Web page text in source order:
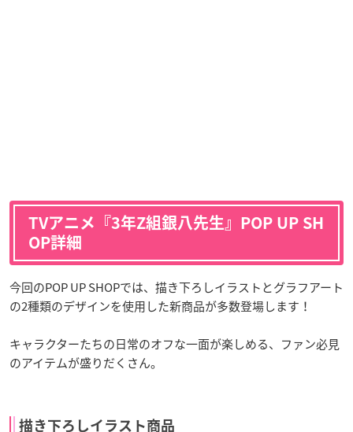
TVアニメ『3年Z組銀八先生』POP UP SH
OP詳細
今回のPOP UP SHOPでは、描き下ろしイラストとグラフアート
の2種類のデザインを使用した新商品が多数登場します！
キャラクターたちの日常のオフな一面が楽しめる、ファン必見
のアイテムが盛りだくさん。
描き下ろしイラスト商品